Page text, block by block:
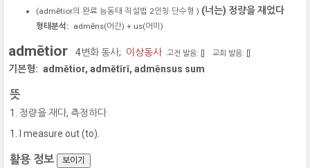
(admētior의 완료 능동태 직설법 2인칭 단수형 ) (너는) 정량을 재었다
형태분석: admēns(어간) + us(어미)
admētior 4변화 동사; 이상동사 고전 발음: [] 교회 발음: []
기본형: admētior, admētīrī, admēnsus sum
뜻
정량을 재다, 측정하다
I measure out (to).
활용 정보 보이기